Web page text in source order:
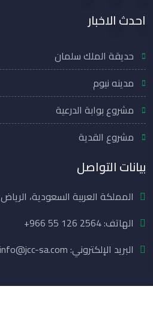
احدث الاخبار
حديقة الملك سلمان
مدينه نيوم
مشروع بوابة الدرعية
مشروع القدية
بيانات التواصل
المملكة العربية السعودية، الرياض
الهاتف:+966 55 126 2564
البريد الإلكتروني: info@jcc-sa.com